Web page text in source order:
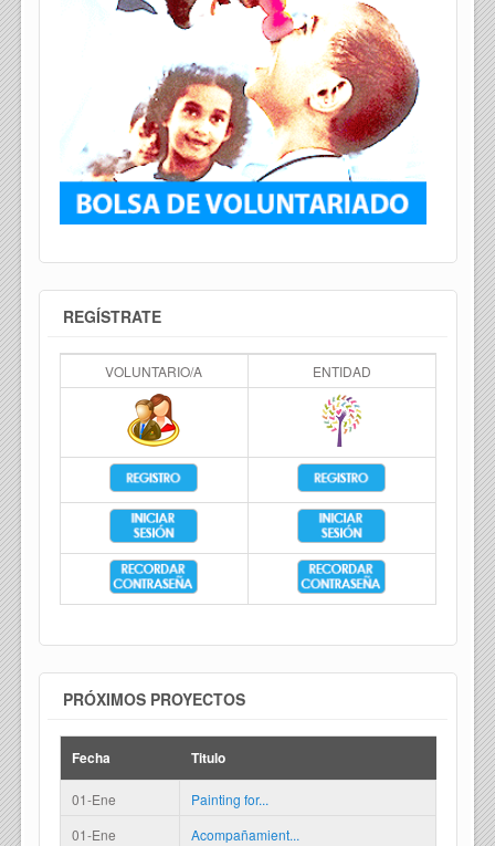
REGÍSTRATE
VOLUNTARIO/A ENTIDAD
PRÓXIMOS PROYECTOS
Fecha Titulo
01-Ene
Painting for...
01-Ene
Acompañamient...